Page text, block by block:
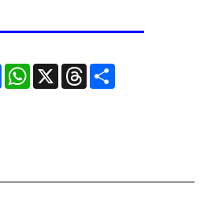
FacebookWhatsApp
X ThreadsCompartir